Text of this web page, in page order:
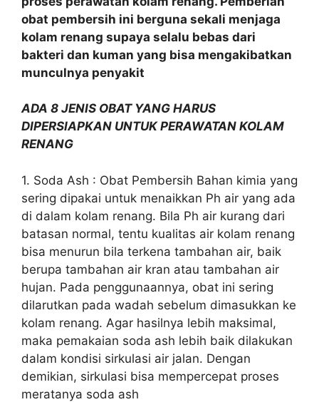
obat pembersih ini berguna sekali menjaga
kolam renang supaya selalu bebas dari
bakteri dan kuman yang bisa mengakibatkan
munculnya penyakit
ADA 8 JENIS OBAT YANG HARUS
DIPERSIAPKAN UNTUK PERAWATAN KOLAM
RENANG
1. Soda Ash : Obat Pembersih Bahan kimia yang
sering dipakai untuk menaikkan Ph air yang ada
di dalam kolam renang. Bila Ph air kurang dari
batasan normal, tentu kualitas air kolam renang
bisa menurun bila terkena tambahan air, baik
berupa tambahan air kran atau tambahan air
hujan. Pada penggunaannya, obat ini sering
dilarutkan pada wadah sebelum dimasukkan ke
kolam renang. Agar hasilnya lebih maksimal,
maka pemakaian soda ash lebih baik dilakukan
dalam kondisi sirkulasi air jalan. Dengan
demikian, sirkulasi bisa mempercepat proses
meratanya soda ash